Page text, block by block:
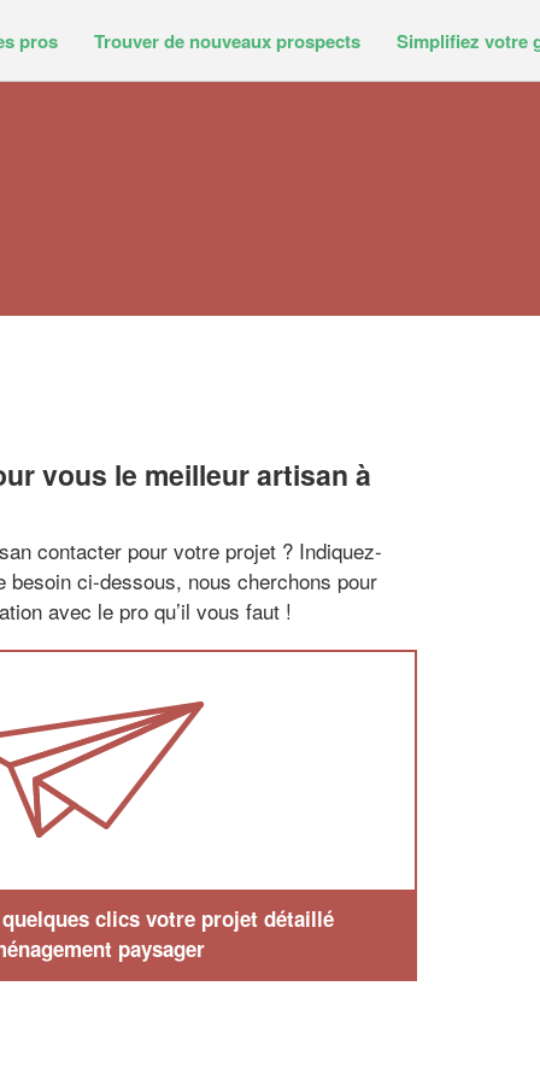
pros Trouver de nouveaux prospects Simplifiez votre
vous le meilleur artisan à
contacter pour votre projet ? Indiquez-
besoin ci-dessous, nous cherchons pour
avec le pro qu’il vous faut !
clics votre projet détaillé
paysager